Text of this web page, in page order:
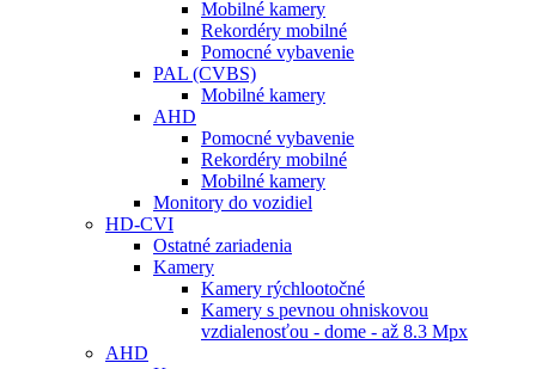
Mobilné kamery
Rekordéry mobilné
Pomocné vybavenie
PAL (CVBS)
Mobilné kamery
AHD
Pomocné vybavenie
Rekordéry mobilné
Mobilné kamery
Monitory do vozidiel
HD-CVI
Ostatné zariadenia
Kamery
Kamery rýchlootočné
Kamery s pevnou ohniskovou
vzdialenosťou - dome - až 8.3 Mpx
AHD